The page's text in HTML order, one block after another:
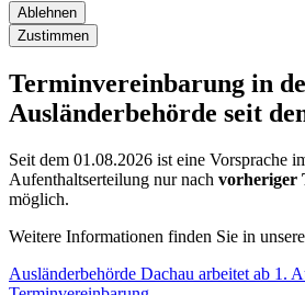
Ablehnen
Zustimmen
Terminvereinbarung in
Ausländerbehörde seit
Seit dem 01.08.2026 ist eine Vorsprache
Aufenthaltserteilung nur nach vorheriger
möglich.
Weitere Informationen finden Sie in
Ausländerbehörde Dachau arbeitet ab 1.